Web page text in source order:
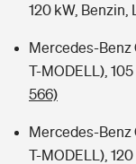
120 kW,
Mercedes-Benz
T-MODELL),
566)
Mercedes-Benz
T-MODELL),